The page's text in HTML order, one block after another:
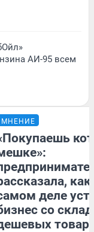
АИ-95 всем
МНЕНИЕ
как
деле
со